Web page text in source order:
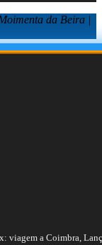
da Beira |
viagem a Coimbra,